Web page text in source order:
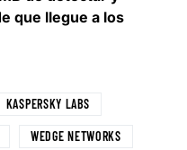
que llegue a los
KASPERSKY LABS
WEDGE NETWORKS